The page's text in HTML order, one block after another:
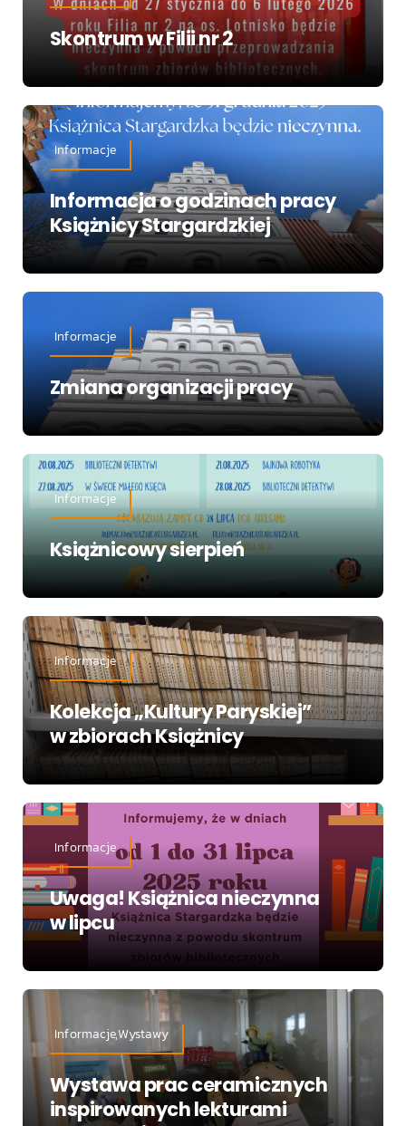
Skontrum w Filii nr 2
Informacje
Informacja o godzinach pracy
Książnicy Stargardzkiej
Informacje
Zmiana organizacji pracy
Informacje
Książnicowy sierpień
Informacje
Kolekcja „Kultury Paryskiej”
w zbiorach Książnicy
Informacje
Uwaga! Książnica nieczynna
w lipcu
Informacje,Wystawy
Wystawa prac ceramicznych
inspirowanych lekturami